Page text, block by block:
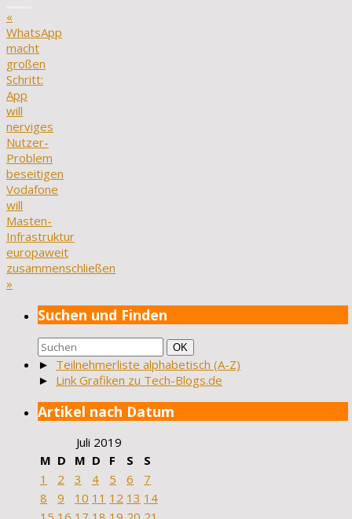
«
WhatsApp
macht
großen
Schritt:
App
will
nerviges
Nutzer-
Problem
beseitigen
Vodafone
will
Masten-
Infrastruktur
europaweit
zusammenschließen
»
Suchen und Finden
Suchen
nach:
Suchen
OK
► Teilnehmerliste alphabetisch (A-Z)
► Link Grafiken zu Tech-Blogs.de
Artikel nach Datum
Juli 2019
M D M D F S
S
1
2 3 4 5 6
7
8
9 10 11 12 13 14